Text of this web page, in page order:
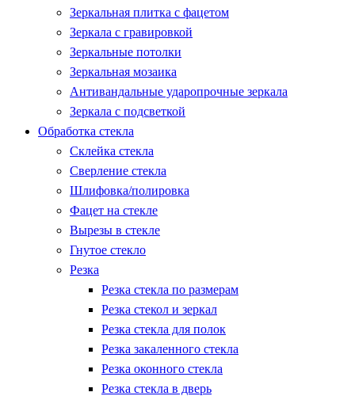
Зеркальная плитка с фацетом
Зеркала с гравировкой
Зеркальные потолки
Зеркальная мозаика
Антивандальные ударопрочные зеркала
Зеркала с подсветкой
Обработка стекла
Склейка стекла
Сверление стекла
Шлифовка/полировка
Фацет на стекле
Вырезы в стекле
Гнутое стекло
Резка
Резка стекла по размерам
Резка стекол и зеркал
Резка стекла для полок
Резка закаленного стекла
Резка оконного стекла
Резка стекла в дверь